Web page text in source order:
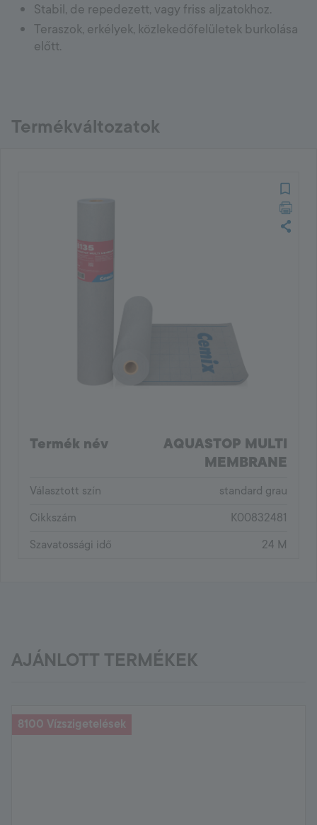
Stabil, de repedezett, vagy friss aljzatokhoz.
Teraszok, erkélyek, közlekedőfelületek burkolása
előtt.
Termékváltozatok
Termék név
AQUASTOP MULTI
MEMBRANE
Választott szín
standard grau
Cikkszám
K00832481
Szavatossági idő
24 M
AJÁNLOTT TERMÉKEK
8100 Vízszigetelések